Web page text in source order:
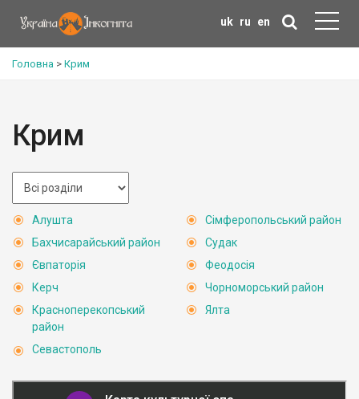
uk ru en
Головна > Крим
Крим
Алушта
Бахчисарайський район
Євпаторія
Керч
Красноперекопський
район
Севастополь
Сімферопольський район
Судак
Феодосія
Чорноморський район
Ялта